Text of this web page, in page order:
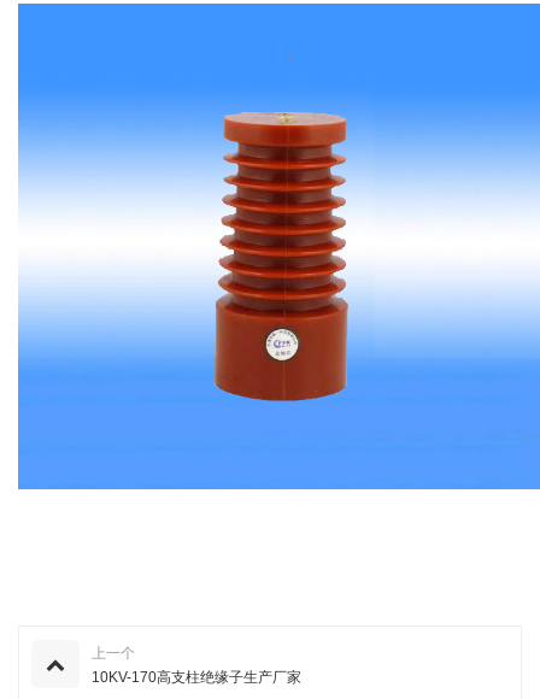
上一个
10KV-170高支柱绝缘子生产厂家